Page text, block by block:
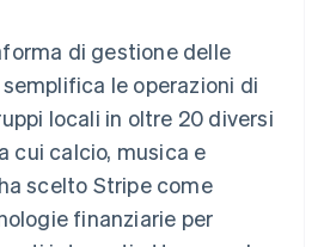
Stripe Sigma
personalizzati
Data Pipeline
dei dati
di IA
economy
addebiti in base
carte
da stablecoin
il provisioning e
i servizi con gli
annuale
con noi
stampa
Press
di gestione delle
le operazioni di
locali in oltre 20 diversi
cui calcio, musica e
scelto Stripe come
finanziarie per